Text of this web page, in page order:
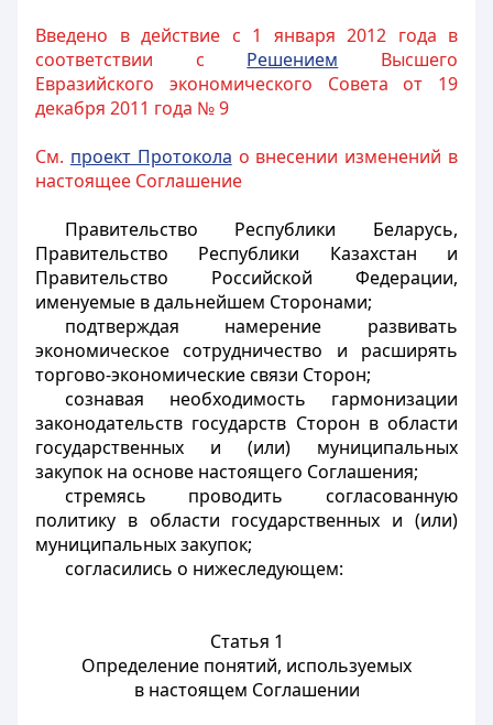
Введено в действие с 1 января 2012 года в
соответствии с Решением Высшего
Евразийского экономического Совета от 19
декабря 2011 года № 9
См. проект Протокола о внесении изменений в
настоящее Соглашение
Правительство Республики Беларусь,
Правительство Республики Казахстан и
Правительство Российской Федерации,
именуемые в дальнейшем Сторонами;
подтверждая намерение развивать
экономическое сотрудничество и расширять
торгово-экономические связи Сторон;
сознавая необходимость гармонизации
законодательств государств Сторон в области
государственных и (или) муниципальных
закупок на основе настоящего Соглашения;
стремясь проводить согласованную
политику в области государственных и (или)
муниципальных закупок;
согласились о нижеследующем:
Статья 1
Определение понятий, используемых
в настоящем Соглашении